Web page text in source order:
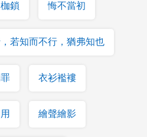
枷鎖 悔不當初
若知而不行，猶弗知也
衣衫襤褸
繪聲繪影